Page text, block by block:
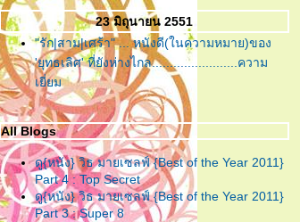
"ห้องตรงข้าม หัวใจตรงกัน"
กับตัวอย่างน้ำจิ้ม ของหนังสั้นที่
คงจะมีอะไรๆอยู่ในนั้น
"อินทรีแดง"... สมศักดิ์ศรีที่ได้
กลับมา ..วีรบุรุษที่หนังไท
ต้องการ!
"ชั่วฟ้าดินสลาย"... เมื่อคำ “รัก”
มีค่าเท่าคำว่า “ร้าย” คงทำลายคน
ทั้งหลายให้วายวอด
23 มิถุนายน 2551
"รัก|สาม|เศร้า" ... หนังดี(ในความหมาย)ของ
'ยุทธเลิศ' ที่ยังห่างไกล........................ความ
เยี่ยม
All Blogs
ดู{หนัง} วิธ มายเซลฟ์ {Best of the Year 2011}
Part 4 : Top Secret
ดู{หนัง} วิธ มายเซลฟ์ {Best of the Year 2011}
Part 3 : Super 8